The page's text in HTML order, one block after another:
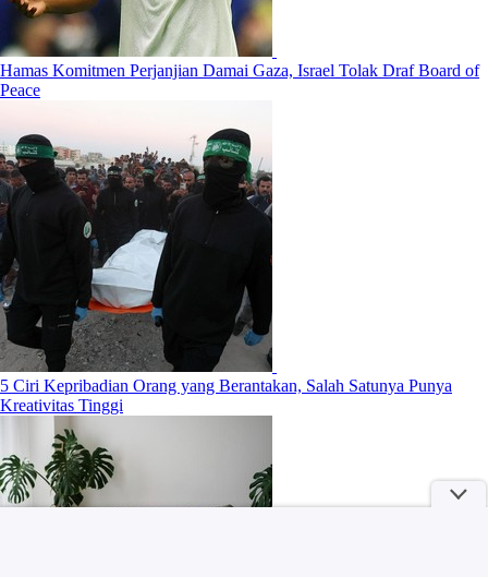
Hamas Komitmen Perjanjian Damai Gaza, Israel Tolak Draf Board of
Peace
5 Ciri Kepribadian Orang yang Berantakan, Salah Satunya Punya
Kreativitas Tinggi